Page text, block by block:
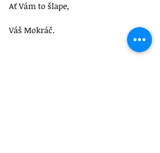
Ať Vám to šlape,
Váš Mokráč.